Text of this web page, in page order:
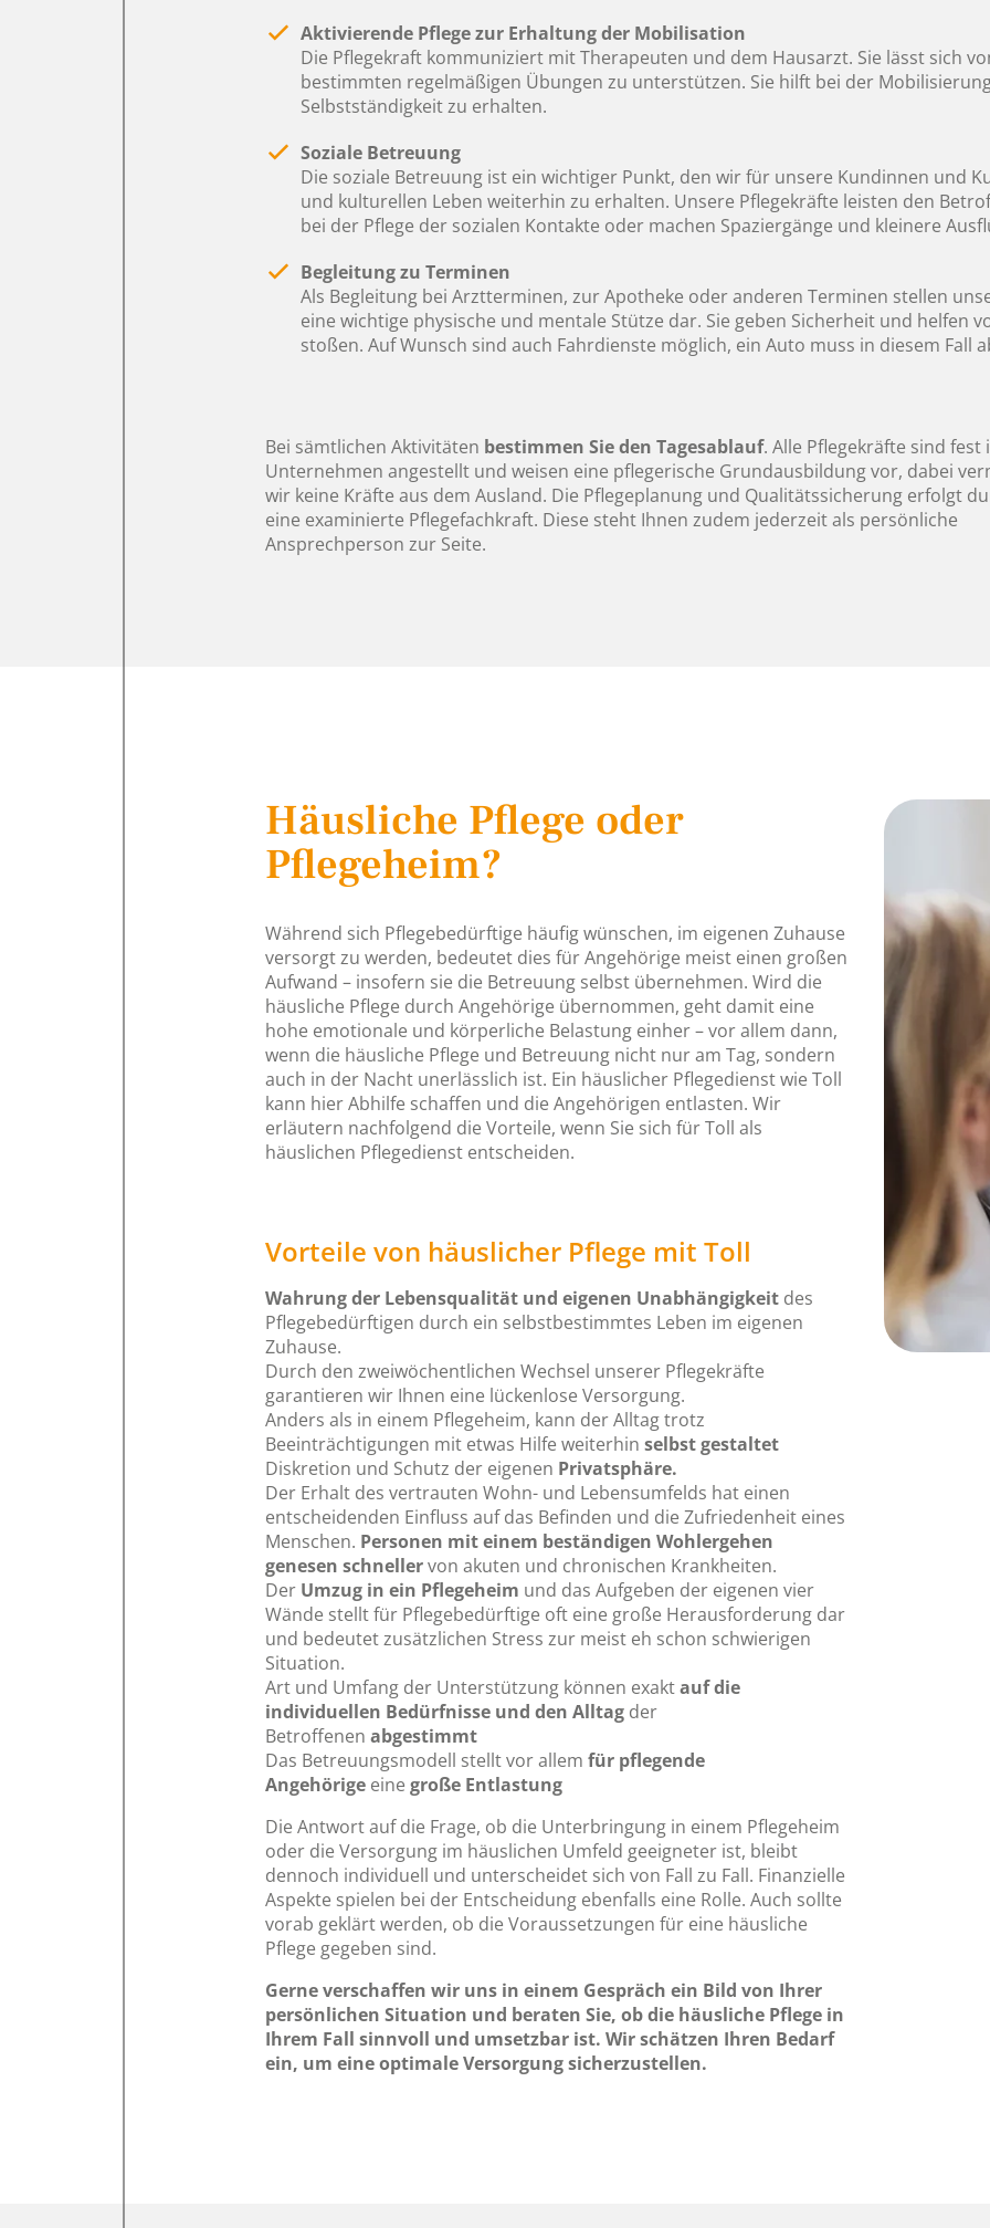
Aktivierende Pflege zur Erhaltung der Mobilisation
Die Pflegekraft kommuniziert mit Therapeuten und dem Hausarzt. Sie lässt sich
bestimmten regelmäßigen Übungen zu unterstützen. Sie hilft bei der
Selbstständigkeit zu erhalten.
Soziale Betreuung
Die soziale Betreuung ist ein wichtiger Punkt, den wir für unsere Kundinnen und
und kulturellen Leben weiterhin zu erhalten. Unsere Pflegekräfte leisten den
bei der Pflege der sozialen Kontakte oder machen Spaziergänge und kleinere
Begleitung zu Terminen
Als Begleitung bei Arztterminen, zur Apotheke oder anderen Terminen stellen
eine wichtige physische und mentale Stütze dar. Sie geben Sicherheit und helfen
stoßen. Auf Wunsch sind auch Fahrdienste möglich, ein Auto muss in diesem Fall
Bei sämtlichen Aktivitäten bestimmen Sie den Tagesablauf. Alle Pflegekräfte sind fest
Unternehmen angestellt und weisen eine pflegerische Grundausbildung vor, dabei
wir keine Kräfte aus dem Ausland. Die Pflegeplanung und Qualitätssicherung erfolgt
eine examinierte Pflegefachkraft. Diese steht Ihnen zudem jederzeit als persönliche
Ansprechperson zur Seite.
Häusliche Pflege oder
Pflegeheim?
Während sich Pflegebedürftige häufig wünschen, im eigenen Zuhause
versorgt zu werden, bedeutet dies für Angehörige meist einen großen
Aufwand – insofern sie die Betreuung selbst übernehmen. Wird die
häusliche Pflege durch Angehörige übernommen, geht damit eine
hohe emotionale und körperliche Belastung einher – vor allem dann,
wenn die häusliche Pflege und Betreuung nicht nur am Tag, sondern
auch in der Nacht unerlässlich ist. Ein häuslicher Pflegedienst wie Toll
kann hier Abhilfe schaffen und die Angehörigen entlasten. Wir
erläutern nachfolgend die Vorteile, wenn Sie sich für Toll als
häuslichen Pflegedienst entscheiden.
Vorteile von häuslicher Pflege mit Toll
Wahrung der Lebensqualität und eigenen Unabhängigkeit des
Pflegebedürftigen durch ein selbstbestimmtes Leben im eigenen
Zuhause.
Durch den zweiwöchentlichen Wechsel unserer Pflegekräfte
garantieren wir Ihnen eine lückenlose Versorgung.
Anders als in einem Pflegeheim, kann der Alltag trotz
Beeinträchtigungen mit etwas Hilfe weiterhin selbst gestaltet
Diskretion und Schutz der eigenen Privatsphäre.
Der Erhalt des vertrauten Wohn- und Lebensumfelds hat einen
entscheidenden Einfluss auf das Befinden und die Zufriedenheit eines
Menschen. Personen mit einem beständigen Wohlergehen
genesen schnellervon akuten und chronischen Krankheiten.
Der Umzug in ein Pflegeheim und das Aufgeben der eigenen vier
Wände stellt für Pflegebedürftige oft eine große Herausforderung dar
und bedeutet zusätzlichen Stress zur meist eh schon schwierigen
Situation.
Art und Umfang der Unterstützung können exaktauf die
individuellen Bedürfnisse und den Alltag der
Betroffenen abgestimmt
Das Betreuungsmodell stellt vor allem für pflegende
Angehörige eine große Entlastung
Die Antwort auf die Frage, ob die Unterbringung in einem Pflegeheim
oder die Versorgung im häuslichen Umfeld geeigneter ist, bleibt
dennoch individuell und unterscheidet sich von Fall zu Fall. Finanzielle
Aspekte spielen bei der Entscheidung ebenfalls eine Rolle. Auch sollte
vorab geklärt werden, ob die Voraussetzungen für eine häusliche
Pflege gegeben sind.
Gerne verschaffen wir uns in einem Gespräch ein Bild von Ihrer
persönlichen Situation und beraten Sie, ob die häusliche Pflege in
Ihrem Fall sinnvoll und umsetzbar ist. Wir schätzen Ihren Bedarf
ein, um eine optimale Versorgung sicherzustellen.